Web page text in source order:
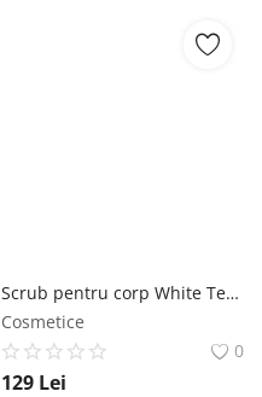
Scrub pentru corp White Tea SABON
Cosmetice
0
129 Lei